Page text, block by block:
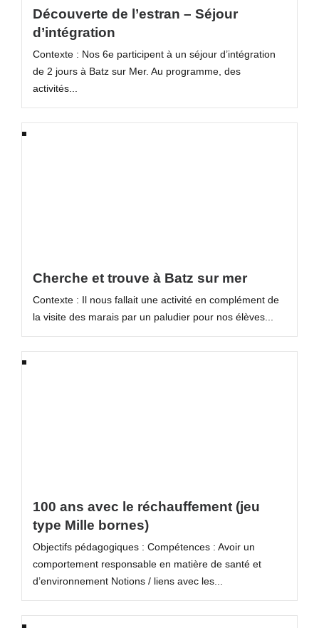
Découverte de l’estran – Séjour
d’intégration
Contexte : Nos 6e participent à un séjour d’intégration
de 2 jours à Batz sur Mer. Au programme, des
activités...
Cherche et trouve à Batz sur mer
Contexte : Il nous fallait une activité en complément de
la visite des marais par un paludier pour nos élèves...
100 ans avec le réchauffement (jeu
type Mille bornes)
Objectifs pédagogiques : Compétences : Avoir un
comportement responsable en matière de santé et
d’environnement Notions / liens avec les...